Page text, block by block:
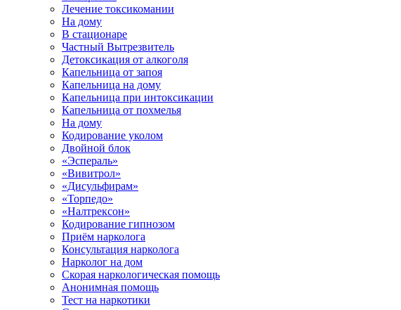
Лечение токсикомании
На дому
В стационаре
Частный Вытрезвитель
Детоксикация от алкоголя
Капельница от запоя
Капельница на дому
Капельница при интоксикации
Капельница от похмелья
На дому
Кодирование уколом
Двойной блок
«Эспераль»
«Вивитрол»
«Дисульфирам»
«Торпедо»
«Налтрексон»
Кодирование гипнозом
Приём нарколога
Консультация нарколога
Нарколог на дом
Скорая наркологическая помощь
Анонимная помощь
Тест на наркотики